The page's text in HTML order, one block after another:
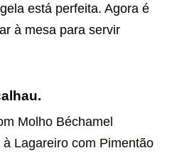
está perfeita. Agora é
à mesa para servir
Molho Béchamel
Lagareiro com Pimentão